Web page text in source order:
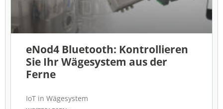
eNod4 Bluetooth: Kontrollieren
Sie Ihr Wägesystem aus der
Ferne
IoT in Wägesystem